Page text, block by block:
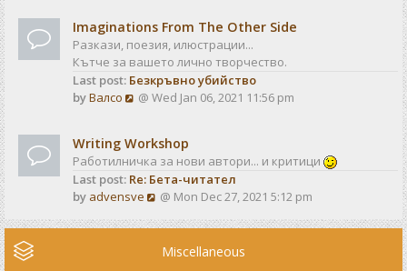
p
o
s
t
w
t
h
e
l
e
s
t
p
o
t
Imaginations From The Other Side
Разкази, поезия, илюстрации...
Кътче за вашето лично творчество.
Last post: Безкръвно убийство
byВалсо
V
w
t
h
e
l
@ Wed Jan 06, 2021 11:56 pm
Writing Workshop
Работилничка за нови автори... и критици
Last post: Re: Бета-читател
by advensve
V
e
w
@ Mon Dec 27, 2021 5:12 pm
Miscellaneous